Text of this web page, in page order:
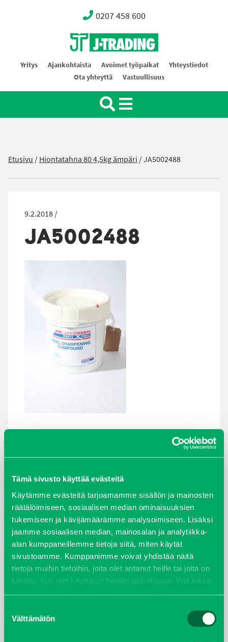
Tämä sivusto käyttää evästeitä
Käytämme evästeitä tarjoamamme sisällön ja mainosten
räätälöimiseen, sosiaalisen median ominaisuuksien
tukemiseen ja kävijämäärämme analysoimiseen. Lisäksi
jaamme sosiaalisen median, mainosalan ja analytiikka-
alan kumppaneillemme tietoja siitä, miten käytät
sivustoamme. Kumppanimme voivat yhdistää näitä
tietoja muihin tietoihin, joita olet antanut heille tai joita on
kerätty, kun olet käyttänyt heidän palvelujaan. Voit lukea
lisää evästeistä sekä muuttaa hyväksyntääsievästeet
valinta
Välttämätön
0207 458 600
Oy J-Trading Ab
Yritys Ajankohtaista Avoimet työpaikat
Yhteystiedot
Ota yhteyttä
Vastuullisuus
Etusivu /Hiontatahna 80 4,5kg ämpäri /JA5002488
9.2.2018 /
JA5002488
elokuu 2024
syyskuu 2023
joulukuu 2022
huhtikuu 2022
helmikuu 2022
joulukuu 2021